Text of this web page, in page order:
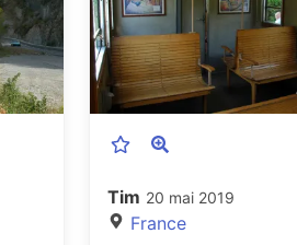
Tim 20 mai 2019
France